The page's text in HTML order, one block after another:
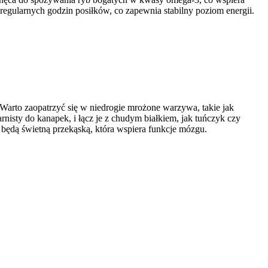
godzin posiłków, co zapewnia stabilny poziom energii.
zaopatrzyć się w niedrogie mrożone warzywa, takie jak
do kanapek, i łącz je z chudym białkiem, jak tuńczyk czy
świetną przekąską, która wspiera funkcje mózgu.